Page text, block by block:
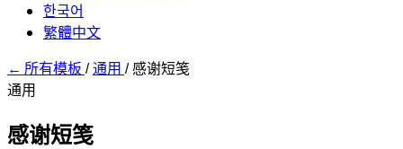
한국어
繁體中文
← 所有模板 /通用 /感谢短笺
通用
感谢短笺